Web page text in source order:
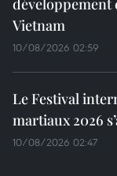
Vietnam
10/08/2026 02:59
Le Festival
martiaux 2026
10/08/2026 02:47